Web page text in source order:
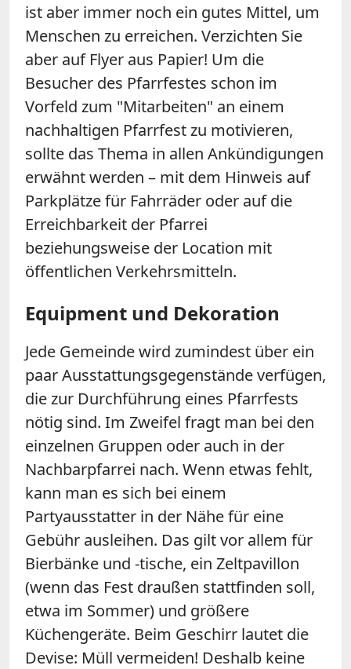
ist aber immer noch ein gutes Mittel, um
Menschen zu erreichen. Verzichten Sie
aber auf Flyer aus Papier! Um die
Besucher des Pfarrfestes schon im
Vorfeld zum "Mitarbeiten" an einem
nachhaltigen Pfarrfest zu motivieren,
sollte das Thema in allen Ankündigungen
erwähnt werden – mit dem Hinweis auf
Parkplätze für Fahrräder oder auf die
Erreichbarkeit der Pfarrei
beziehungsweise der Location mit
öffentlichen Verkehrsmitteln.
Equipment und Dekoration
Jede Gemeinde wird zumindest über ein
paar Ausstattungsgegenstände verfügen,
die zur Durchführung eines Pfarrfests
nötig sind. Im Zweifel fragt man bei den
einzelnen Gruppen oder auch in der
Nachbarpfarrei nach. Wenn etwas fehlt,
kann man es sich bei einem
Partyausstatter in der Nähe für eine
Gebühr ausleihen. Das gilt vor allem für
Bierbänke und -tische, ein Zeltpavillon
(wenn das Fest draußen stattfinden soll,
etwa im Sommer) und größere
Küchengeräte. Beim Geschirr lautet die
Devise: Müll vermeiden! Deshalb keine